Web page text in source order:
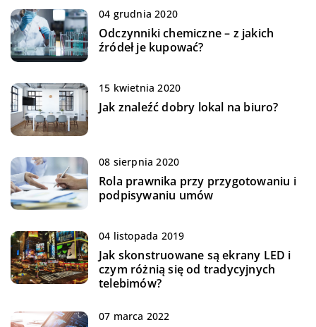
04 grudnia 2020
Odczynniki chemiczne – z jakich
źródeł je kupować?
15 kwietnia 2020
Jak znaleźć dobry lokal na biuro?
08 sierpnia 2020
Rola prawnika przy przygotowaniu i
podpisywaniu umów
04 listopada 2019
Jak skonstruowane są ekrany LED i
czym różnią się od tradycyjnych
telebimów?
07 marca 2022